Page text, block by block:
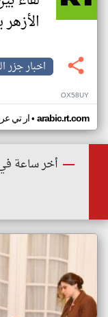
اخبار جزر
OX58UY
ار تي• arabic.rt.com
أخر ساعة